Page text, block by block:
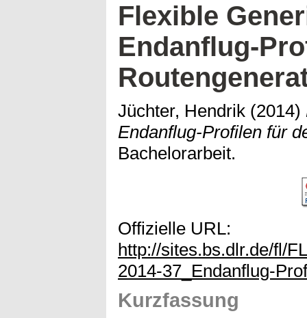
Flexible
Endanflug-
Jüchter, Hendrik (2014)
Endanflug-Profilen für
Bachelorarbeit.
Offizielle URL:
http://sites.bs.dlr.de/fl/
2014-37_Endanflug-
Kurzfassung